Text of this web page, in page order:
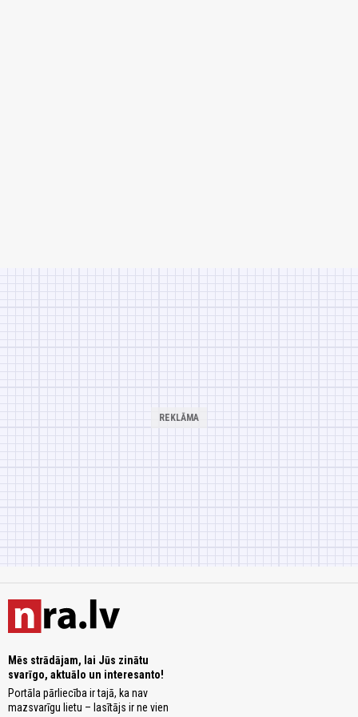
Mēs strādājam, lai Jūs zinātu
svarīgo, aktuālo un interesanto!
Portāla pārliecība ir tajā, ka nav
mazsvarīgu lietu – lasītājs ir ne vien